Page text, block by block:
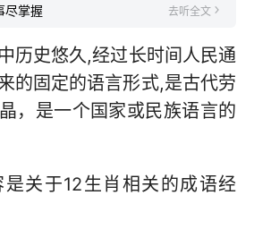
尽掌握 去听全文
历史悠久,经过长时间人民通
的固定的语言形式,是古代劳
，是一个国家或民族语言的
关于12生肖相关的成语经